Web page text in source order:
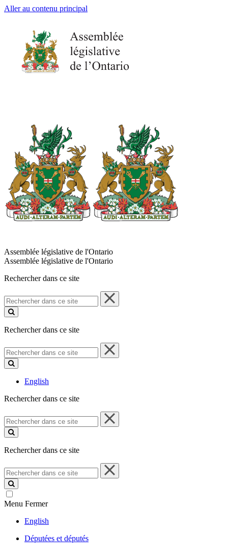
Aller au contenu principal
Assemblée législative de l'Ontario
Assemblée législative de l'Ontario
Rechercher dans ce site
Rechercher
dans
ce
Rechercher dans ce site
Rechercher
dans
ce
English
Rechercher dans ce site
Rechercher
dans
ce
Rechercher dans ce site
Rechercher
dans
ce
site
Menu Fermer
English
Députées et députés